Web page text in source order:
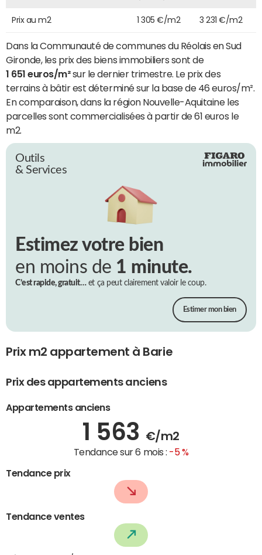
Prix au m2 1 305 €/m2 3 231 €/m2
Dans la Communauté de communes du Réolais en Sud
Gironde, les prix des biens immobiliers sont de
1 651 euros/m²sur le dernier trimestre. Le prix des
terrains à bâtir est déterminé sur la base de 46 euros/m².
En comparaison, dans la région Nouvelle-Aquitaine les
parcelles sont commercialisées à partir de 61 euros le
m2.
Outils
& Services
Estimez votre bien
en moins de 1 minute.
C’est rapide, gratuit…et ça peut clairement valoir le coup.
Estimer mon bien
Prix m2 appartement à Barie
Prix des appartements anciens
Appartements anciens
1 563 €/m2
Tendance sur 6 mois : -5 %
Tendance prix
Tendance ventes